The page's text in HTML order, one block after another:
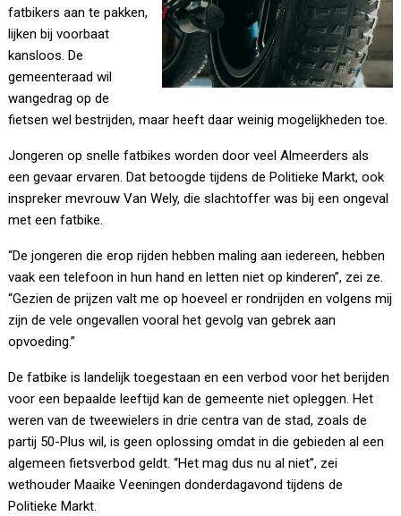
fatbikers aan te pakken,
lijken bij voorbaat
kansloos. De
gemeenteraad wil
wangedrag op de
fietsen wel bestrijden, maar heeft daar weinig mogelijkheden toe.
Jongeren op snelle fatbikes worden door veel Almeerders als
een gevaar ervaren. Dat betoogde tijdens de Politieke Markt, ook
inspreker mevrouw Van Wely, die slachtoffer was bij een ongeval
met een fatbike.
“De jongeren die erop rijden hebben maling aan iedereen, hebben
vaak een telefoon in hun hand en letten niet op kinderen”, zei ze.
“Gezien de prijzen valt me op hoeveel er rondrijden en volgens mij
zijn de vele ongevallen vooral het gevolg van gebrek aan
opvoeding.”
De fatbike is landelijk toegestaan en een verbod voor het berijden
voor een bepaalde leeftijd kan de gemeente niet opleggen. Het
weren van de tweewielers in drie centra van de stad, zoals de
partij 50-Plus wil, is geen oplossing omdat in die gebieden al een
algemeen fietsverbod geldt. “Het mag dus nu al niet”, zei
wethouder Maaike Veeningen donderdagavond tijdens de
Politieke Markt.